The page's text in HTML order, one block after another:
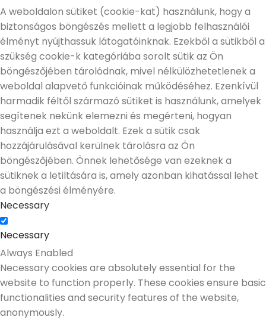
A weboldalon sütiket (cookie-kat) használunk, hogy a
biztonságos böngészés mellett a legjobb felhasználói
élményt nyújthassuk látogatóinknak. Ezekből a sütikből a
szükség cookie-k kategóriába sorolt sütik az Ön
böngészőjében tárolódnak, mivel nélkülözhetetlenek a
weboldal alapvető funkcióinak működéséhez. Ezenkívül
harmadik féltől származó sütiket is használunk, amelyek
segítenek nekünk elemezni és megérteni, hogyan
használja ezt a weboldalt. Ezek a sütik csak
hozzájárulásával kerülnek tárolásra az Ön
böngészőjében. Önnek lehetősége van ezeknek a
sütiknek a letiltására is, amely azonban kihatással lehet
a böngészési élményére.
Necessary
Necessary
Always Enabled
Necessary cookies are absolutely essential for the
website to function properly. These cookies ensure basic
functionalities and security features of the website,
anonymously.